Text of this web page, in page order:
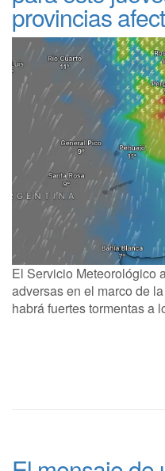
provincias
El Servicio Meteorológico
adversas en el marco de
habrá fuertes tormentas a